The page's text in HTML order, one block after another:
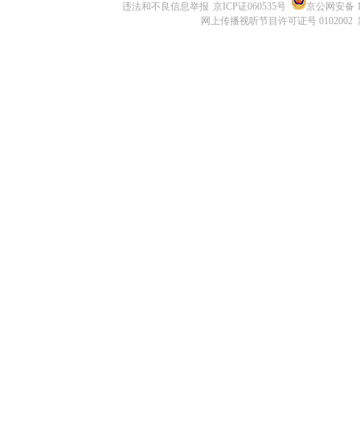
违法和不良信息举报 京ICP证060535号
京公网安备
网上传播视听节目许可证号 0102002